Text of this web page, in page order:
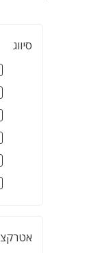
סיווג